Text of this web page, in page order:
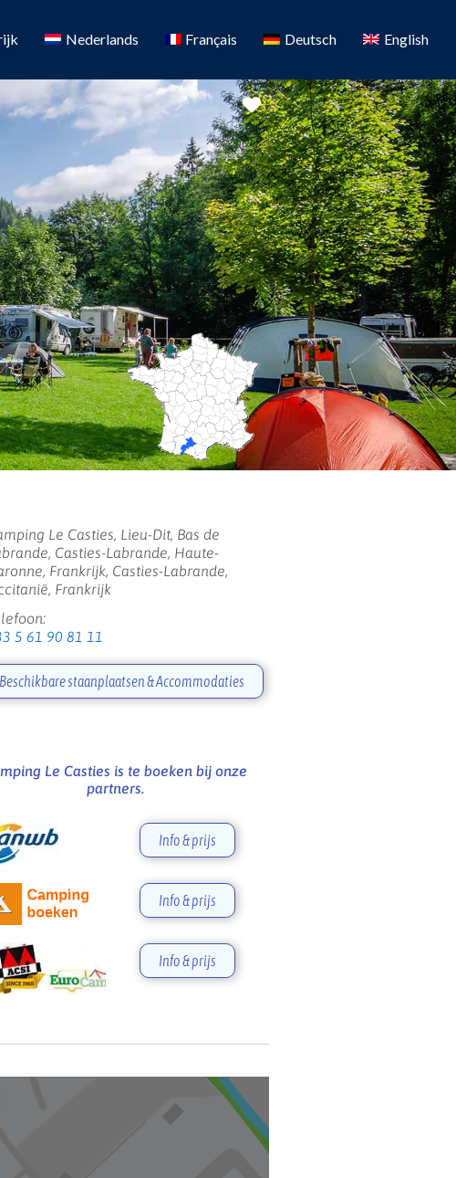
Nederlands Français Deutsch English
Favoriete
Le Casties, Lieu-Dit, Bas de
Casties-Labrande, Haute-
Frankrijk, Casties-Labrande,
Frankrijk
5 61 90 81 11
staanplaatsen & Accommodaties
Le Casties is te boeken bij onze
partners.
Info & prijs
Info & prijs
Info & prijs